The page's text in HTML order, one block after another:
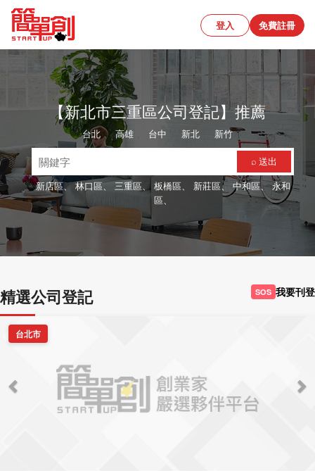
登入 免費註冊
【新北市三重區公司登記】推薦
台北、高雄 台中 新北 新竹
⌕ 送出
新店區、林口區、三重區、 板橋區、 新莊區、中和區、永和
區、
精選公司登記 SOS 我要刊登
台北市